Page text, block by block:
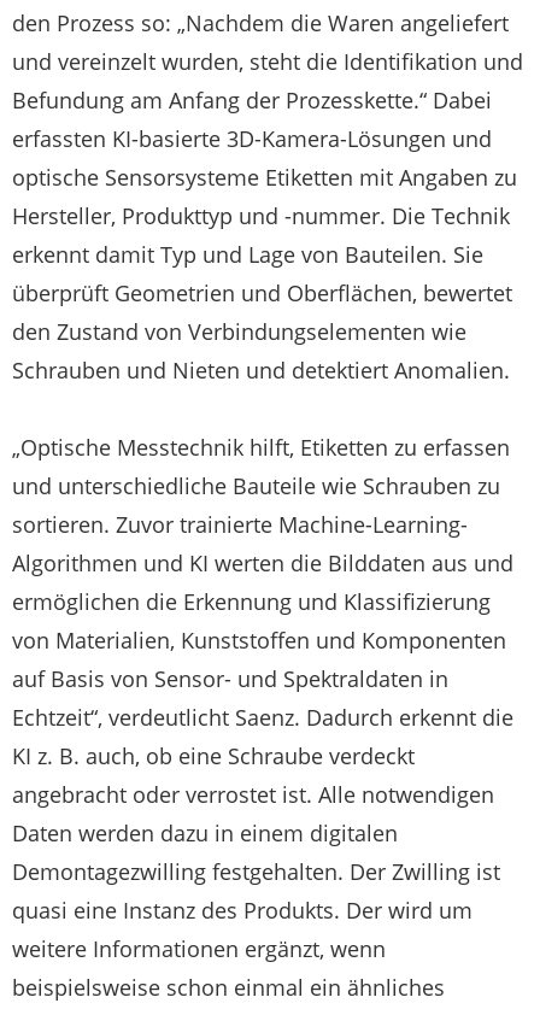
den Prozess so: „Nachdem die Waren angeliefert
und vereinzelt wurden, steht die Identifikation und
Befundung am Anfang der Prozesskette.“ Dabei
erfassten KI-basierte 3D-Kamera-Lösungen und
optische Sensorsysteme Etiketten mit Angaben zu
Hersteller, Produkttyp und -nummer. Die Technik
erkennt damit Typ und Lage von Bauteilen. Sie
überprüft Geometrien und Oberflächen, bewertet
den Zustand von Verbindungselementen wie
Schrauben und Nieten und detektiert Anomalien.
„Optische Messtechnik hilft, Etiketten zu erfassen
und unterschiedliche Bauteile wie Schrauben zu
sortieren. Zuvor trainierte Machine-Learning-
Algorithmen und KI werten die Bilddaten aus und
ermöglichen die Erkennung und Klassifizierung
von Materialien, Kunststoffen und Komponenten
auf Basis von Sensor- und Spektraldaten in
Echtzeit“, verdeutlicht Saenz. Dadurch erkennt die
KI z. B. auch, ob eine Schraube verdeckt
angebracht oder verrostet ist. Alle notwendigen
Daten werden dazu in einem digitalen
Demontagezwilling festgehalten. Der Zwilling ist
quasi eine Instanz des Produkts. Der wird um
weitere Informationen ergänzt, wenn
beispielsweise schon einmal ein ähnliches